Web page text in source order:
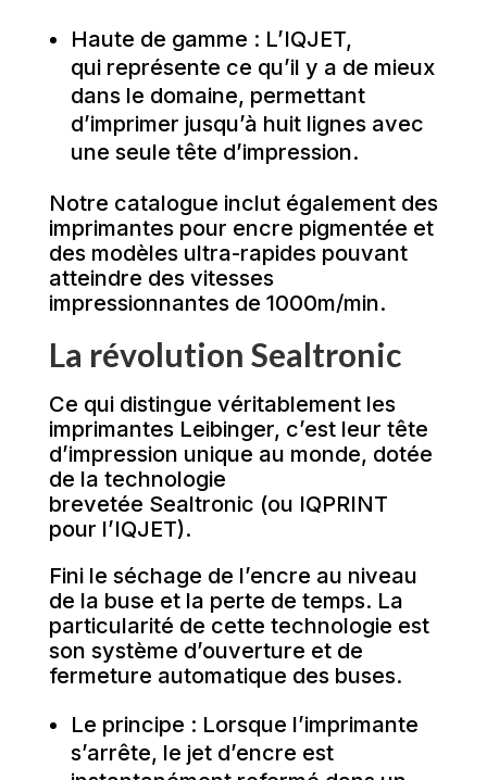
Haute de gamme : L’IQJET,
qui représente ce qu’il y a de mieux
dans le domaine, permettant
d’imprimer jusqu’à huit lignes avec
une seule tête d’impression.
Notre catalogue inclut également des
imprimantes pour encre pigmentée et
des modèles ultra-rapides pouvant
atteindre des vitesses
impressionnantes de 1000m/min.
La révolution Sealtronic
Ce qui distingue véritablement les
imprimantes Leibinger, c’est leur tête
d’impression unique au monde, dotée
de la technologie
brevetée Sealtronic (ou IQPRINT
pour l’IQJET).
Fini le séchage de l’encre au niveau
de la buse et la perte de temps. La
particularité de cette technologie est
son système d’ouverture et de
fermeture automatique des buses.
Le principe : Lorsque l’imprimante
s’arrête, le jet d’encre est